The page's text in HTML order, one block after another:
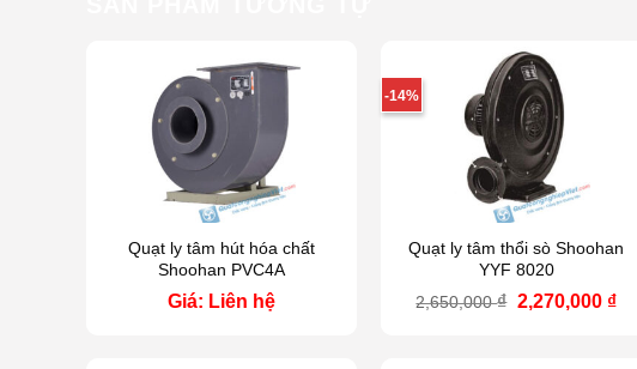
Quạt ly tâm hút hóa chất
Shoohan PVC4A
Giá: Liên hệ
-14%
Quạt ly tâm thổi sò Shoohan
YYF 8020
2,650,000₫ Giá
2,270,000 ₫Giá